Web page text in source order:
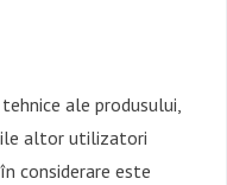
ale produsului,
altor utilizatori
considerare este